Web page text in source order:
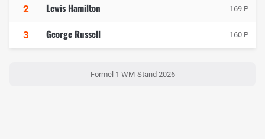
2 Lewis Hamilton 169 P
3 George Russell 160 P
Formel 1 WM-Stand 2026